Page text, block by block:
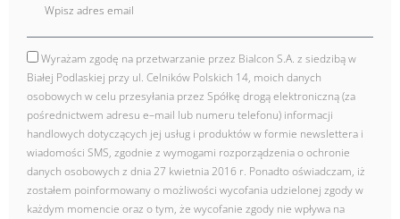
zgodaWyrażam zgodę na przetwarzanie przez Bialcon S.A. z siedzibą w
Białej Podlaskiej przy ul. Celników Polskich 14, moich danych
osobowych w celu przesyłania przez Spółkę drogą elektroniczną (za
pośrednictwem adresu e–mail lub numeru telefonu) informacji
handlowych dotyczących jej usług i produktów w formie newslettera i
wiadomości SMS, zgodnie z wymogami rozporządzenia o ochronie
danych osobowych z dnia 27 kwietnia 2016 r. Ponadto oświadczam, iż
zostałem poinformowany o możliwości wycofania udzielonej zgody w
każdym momencie oraz o tym, że wycofanie zgody nie wpływa na